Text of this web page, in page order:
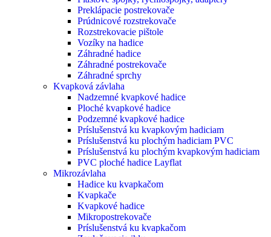
Preklápacie postrekovače
Prúdnicové rozstrekovače
Rozstrekovacie pištole
Vozíky na hadice
Záhradné hadice
Záhradné postrekovače
Záhradné sprchy
Kvapková závlaha
Nadzemné kvapkové hadice
Ploché kvapkové hadice
Podzemné kvapkové hadice
Príslušenstvá ku kvapkovým hadiciam
Príslušenstvá ku plochým hadiciam PVC
Príslušenstvá ku plochým kvapkovým hadiciam
PVC ploché hadice Layflat
Mikrozávlaha
Hadice ku kvapkačom
Kvapkače
Kvapkové hadice
Mikropostrekovače
Príslušenstvá ku kvapkačom